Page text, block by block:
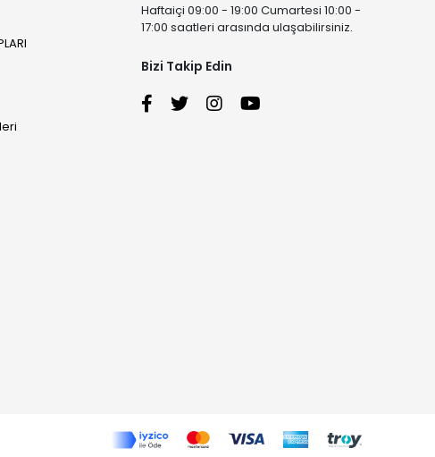
Haftaiçi 09:00 - 19:00 Cumartesi 10:00 -
17:00 saatleri arasında ulaşabilirsiniz.
Bizi Takip Edin